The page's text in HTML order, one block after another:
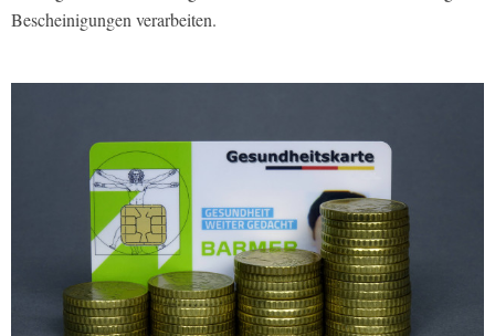
Bescheinigungen verarbeiten.